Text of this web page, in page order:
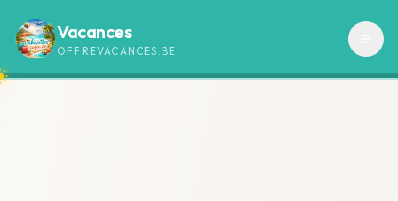
Vacances
OFFREVACANCES.BE